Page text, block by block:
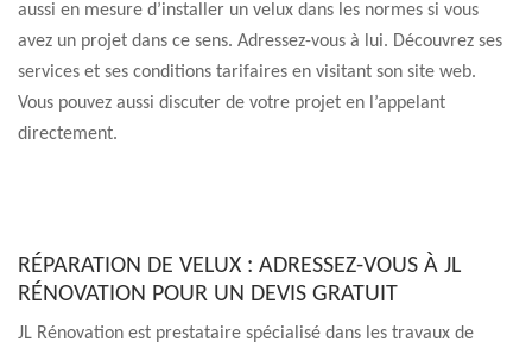
aussi en mesure d’installer un velux dans les normes si vous
avez un projet dans ce sens. Adressez-vous à lui. Découvrez ses
services et ses conditions tarifaires en visitant son site web.
Vous pouvez aussi discuter de votre projet en l’appelant
directement.
RÉPARATION DE VELUX : ADRESSEZ-VOUS À JL
RÉNOVATION POUR UN DEVIS GRATUIT
JL Rénovation est prestataire spécialisé dans les travaux de